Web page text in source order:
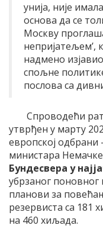
унија, није
основа да се
Москву
надмено
спољне
послова са
Спроводећи
утврђен у марту
европској одбрани
министара
Бундесвера у
убрзаног
планови за
резервиста са 181
на 460 хиљада.